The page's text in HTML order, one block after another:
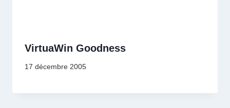
VirtuaWin Goodness
17 décembre 2005